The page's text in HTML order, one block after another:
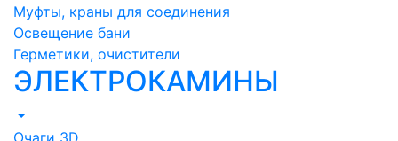
Муфты, краны для соединения
Освещение бани
Герметики, очистители
ЭЛЕКТРОКАМИНЫ
Очаги 3D